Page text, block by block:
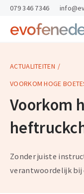
skipToContent
skipToFooter
Return
homepage
menu
079 346 7346
ACTUALITEITEN
VOORKOM HOGE
Voorkom
Zonder juiste
verantwoordelijk bij